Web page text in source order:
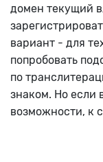
домен текущий
вариант - для
попробовать
по
знаком. Но если
возможности, к